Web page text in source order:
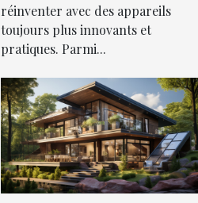
réinventer avec des appareils
toujours plus innovants et
pratiques. Parmi...